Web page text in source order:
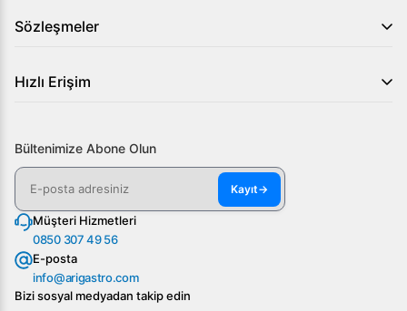
Sözleşmeler
Hızlı Erişim
Bültenimize Abone Olun
Kayıt→
Müşteri Hizmetleri
0850 307 49 56
E-posta
info@arigastro.com
Bizi sosyal medyadan takip edin